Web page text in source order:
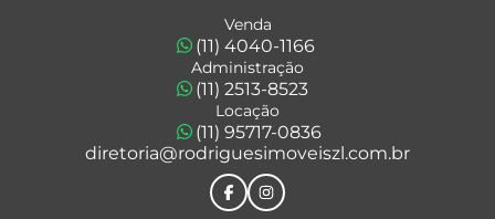
Venda
(11) 4040-1166
Administração
(11) 2513-8523
Locação
(11) 95717-0836
diretoria@rodriguesimoveiszl.com.br